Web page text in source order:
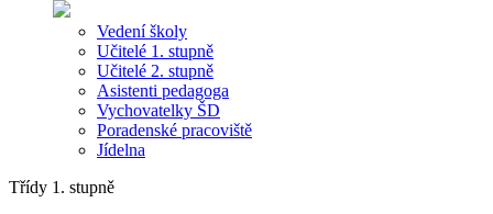
Vedení školy
Učitelé 1. stupně
Učitelé 2. stupně
Asistenti pedagoga
Vychovatelky ŠD
Poradenské pracoviště
Jídelna
Třídy 1. stupně